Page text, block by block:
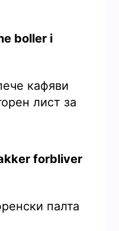
boller i
кафяви
лист за
forbliver
палта